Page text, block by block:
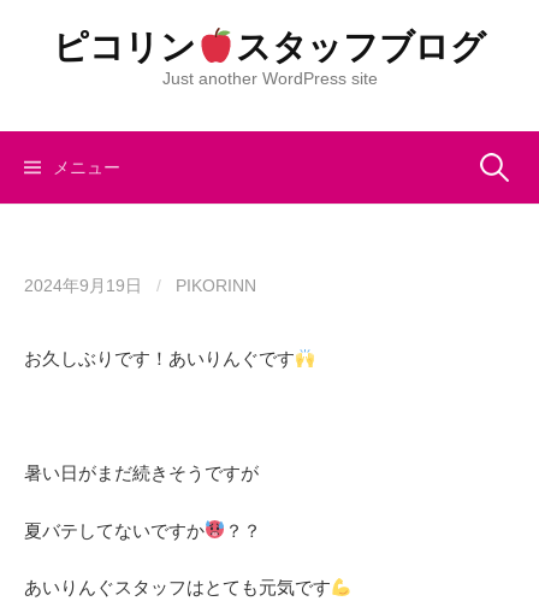
ツ
ピコリン スタッフブログ
Just another WordPress site
メニュー 検
2024年9月19日 / PIKORINN
お久しぶりです！あいりんぐです
暑い日がまだ続きそうですが
夏バテしてないですか ？？
あいりんぐスタッフはとても元気です